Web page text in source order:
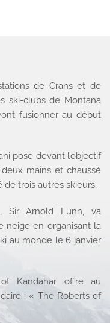
de Crans et de
ski-clubs de Montana
fusionner au début
pose devant l’objectif
mains et chaussé
de trois autres skieurs.
Sir Arnold Lunn, va
neige en organisant la
au monde le 6 janvier
Kandahar offre au
: « The Roberts of